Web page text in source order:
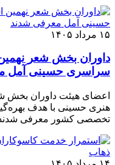
۱۵ مرداد ۱۴۰۵
داوران بخش شعر
سراسری حسینی آمل
اعضای هیئت داوران بخش
هنری حسینی با هدف
تخصصی کشور معرفی